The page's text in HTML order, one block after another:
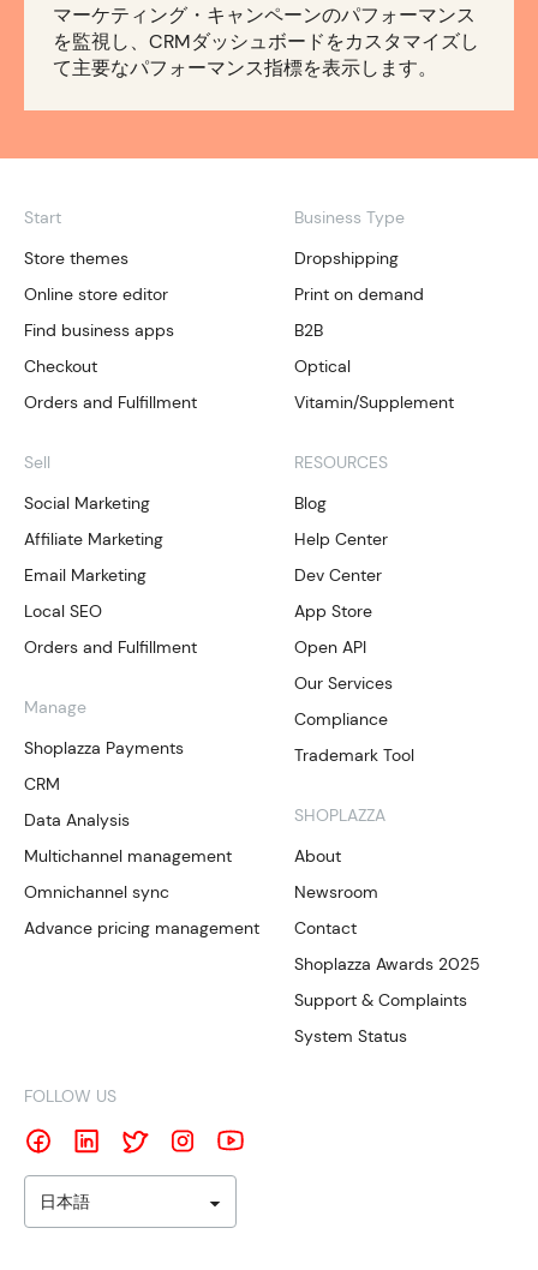
マーケティング・キャンペーンのパフォーマンス
を監視し、CRMダッシュボードをカスタマイズし
て主要なパフォーマンス指標を表示します。
Start
Store themes
Online store editor
Find business apps
Checkout
Orders and Fulfillment
Sell
Social Marketing
Affiliate Marketing
Email Marketing
Local SEO
Orders and Fulfillment
Manage
Shoplazza Payments
CRM
Data Analysis
Multichannel management
Omnichannel sync
Advance pricing management
Business Type
Dropshipping
Print on demand
B2B
Optical
Vitamin/Supplement
RESOURCES
Blog
Help Center
Dev Center
App Store
Open API
Our Services
Compliance
Trademark Tool
SHOPLAZZA
About
Newsroom
Contact
Shoplazza Awards 2025
Support & Complaints
System Status
FOLLOW US
日本語